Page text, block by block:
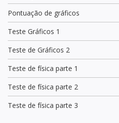
Pontuação de gráficos
Teste Gráficos 1
Teste de Gráficos 2
Teste de física parte 1
Teste de física parte 2
Teste de física parte 3